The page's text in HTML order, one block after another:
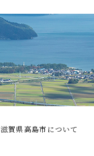
滋賀県高島市について